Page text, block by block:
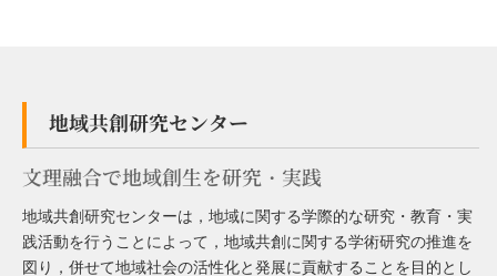
地域共創研究センター
文理融合で地域創生を研究・実践
地域共創研究センターは，地域に関する学際的な研究・教育・実
践活動を行うことによって，地域共創に関する学術研究の推進を
図り，併せて地域社会の活性化と発展に貢献することを目的とし